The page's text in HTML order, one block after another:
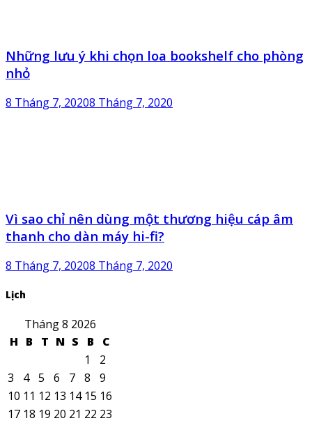
Những lưu ý khi chọn loa bookshelf cho phòng
nhỏ
8 Tháng 7, 20208 Tháng 7, 2020
Vì sao chỉ nên dùng một thương hiệu cáp âm
thanh cho dàn máy hi-fi?
8 Tháng 7, 20208 Tháng 7, 2020
Lịch
Tháng 8 2026
H B T N S B
C
1
2
3
4 5 6 7 8
9
10 11 12 13 14 15 16
17 18 19 20 21 22 23